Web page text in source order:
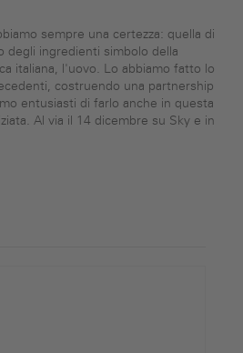
sempre una certezza: quella di
degli ingredienti simbolo della
italiana, l'uovo. Lo abbiamo fatto lo
costruendo una partnership
entusiasti di farlo anche in questa
Al via il 14 dicembre su Sky e in